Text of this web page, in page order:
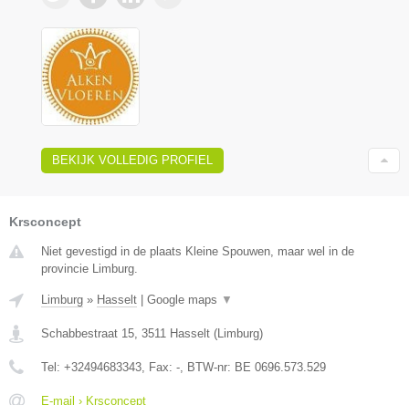
BEKIJK VOLLEDIG PROFIEL
Krsconcept
Niet gevestigd in de plaats Kleine Spouwen, maar wel in de
provincie Limburg.
Limburg » Hasselt Google maps ▼
Schabbestraat 15, 3511 Hasselt (Limburg)
Tel: +32494683343, Fax: -, BTW-nr: BE 0696.573.529
E-mail › Krsconcept